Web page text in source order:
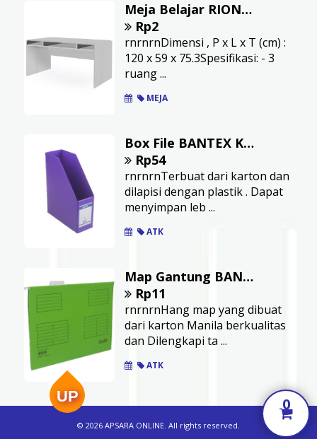
Meja Belajar RIONE Gama RO-12059
Rp2
rnrnrnDimensi , P x L x T (cm) :
120 x 59 x 75.3Spesifikasi: - 3
ruang ...
MEJA
Box File BANTEX Kapasitas 10 cm F4 Bahan Plastik Board Lilac
Rp54
rnrnrnTerbuat dari karton dan
dilapisi dengan plastik . Dapat
menyimpan leb ...
ATK
Map Gantung BANTEX Ukuran Folio Warna Grass Green
Rp11
rnrnrnHang map yang dibuat
dari karton Manila berkualitas
dan Dilengkapi ta ...
ATK
0
UP
© 2026 APSARA ONLINE. All rights reserved.